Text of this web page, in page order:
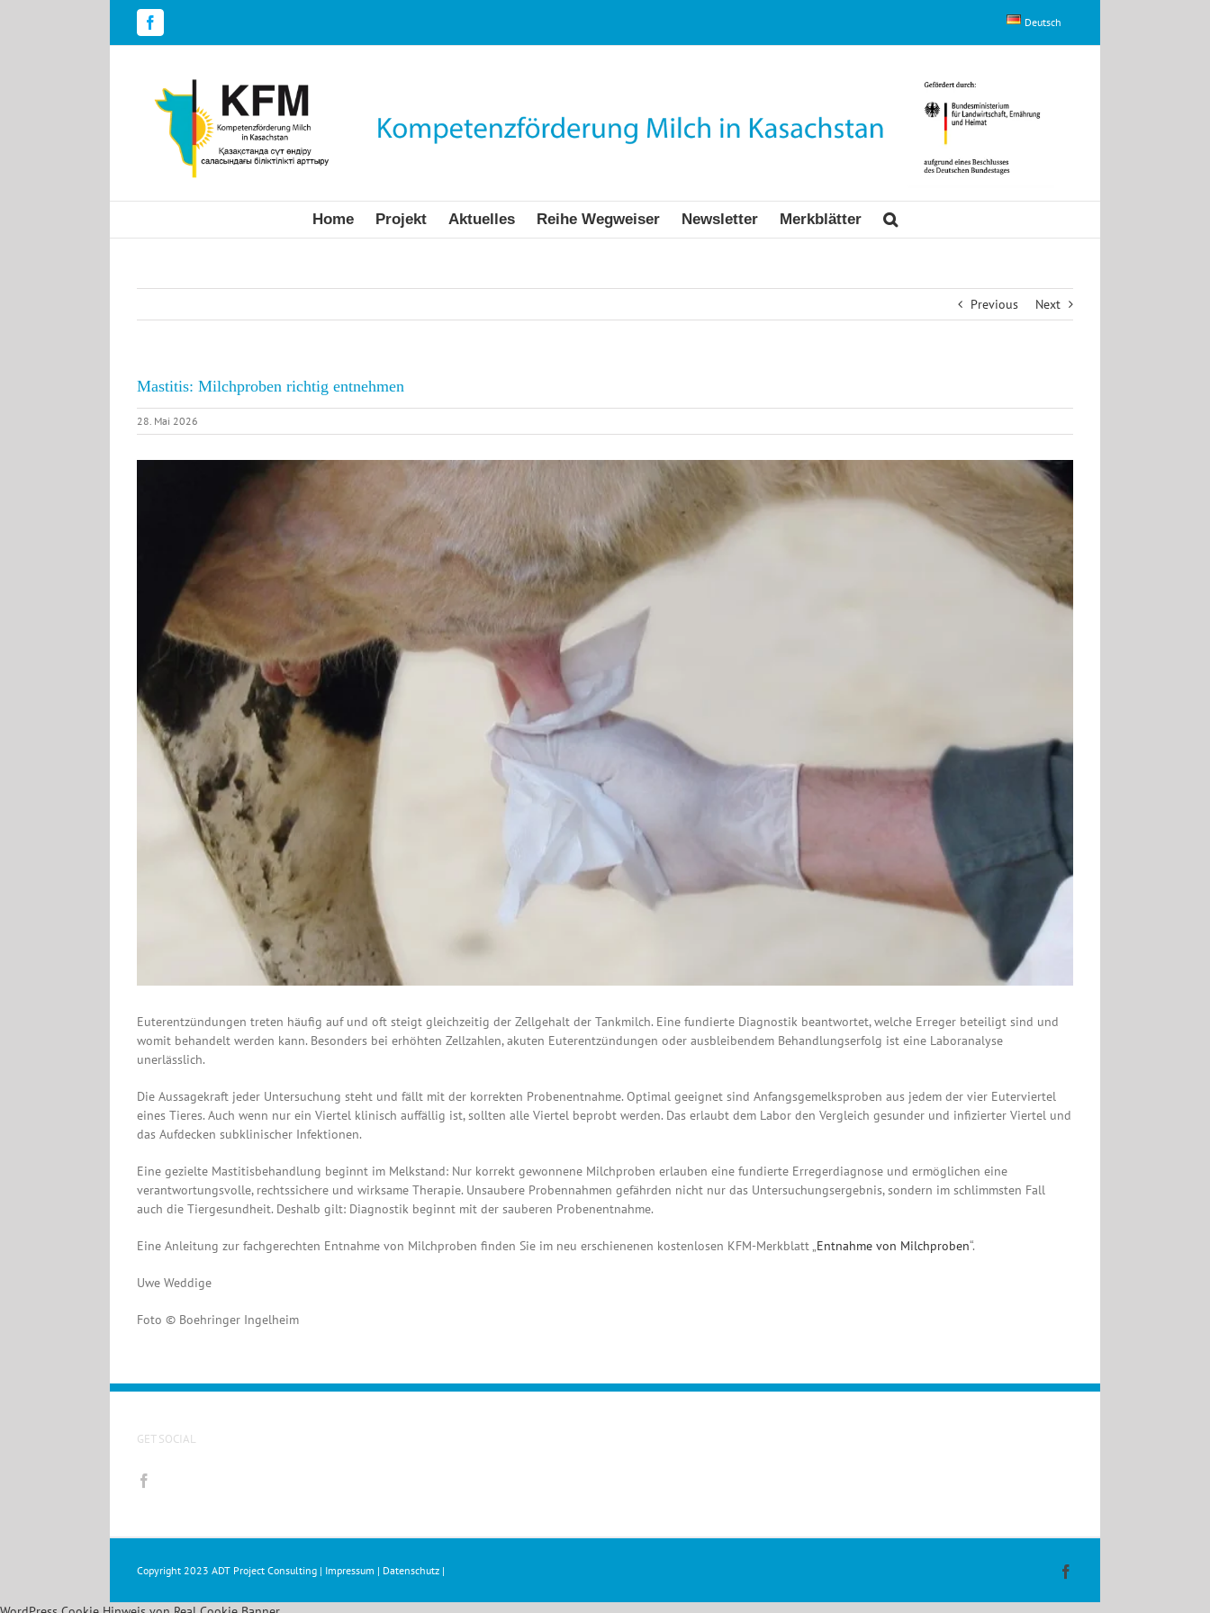
Facebook Deutsch
Home Projekt Aktuelles Reihe Wegweiser Newsletter Merkblätter
Previous Next
Mastitis: Milchproben richtig entnehmen
28. Mai 2026
Euterentzündungen treten häufig auf und oft steigt gleichzeitig der Zellgehalt der Tankmilch. Eine fundierte Diagnostik beantwortet, welche Erreger beteiligt sind und
womit behandelt werden kann. Besonders bei erhöhten Zellzahlen, akuten Euterentzündungen oder ausbleibendem Behandlungserfolg ist eine Laboranalyse
unerlässlich.
Die Aussagekraft jeder Untersuchung steht und fällt mit der korrekten Probenentnahme. Optimal geeignet sind Anfangsgemelksproben aus jedem der vier Euterviertel
eines Tieres. Auch wenn nur ein Viertel klinisch auffällig ist, sollten alle Viertel beprobt werden. Das erlaubt dem Labor den Vergleich gesunder und infizierter Viertel und
das Aufdecken subklinischer Infektionen.
Eine gezielte Mastitisbehandlung beginnt im Melkstand: Nur korrekt gewonnene Milchproben erlauben eine fundierte Erregerdiagnose und ermöglichen eine
verantwortungsvolle, rechtssichere und wirksame Therapie. Unsaubere Probennahmen gefährden nicht nur das Untersuchungsergebnis, sondern im schlimmsten Fall
auch die Tiergesundheit. Deshalb gilt: Diagnostik beginnt mit der sauberen Probenentnahme.
Eine Anleitung zur fachgerechten Entnahme von Milchproben finden Sie im neu erschienenen kostenlosen KFM-Merkblatt „Entnahme von Milchproben“.
Uwe Weddige
Foto © Boehringer Ingelheim
GET SOCIAL
Copyright 2023 ADT Project Consulting | Impressum | Datenschutz |